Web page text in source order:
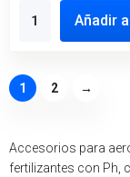
Añadir
1 2 →
Accesorios para
fertilizantes con Ph,